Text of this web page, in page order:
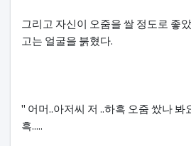
그리고 자신이 오줌을 쌀 정도로 좋
고는 얼굴을 붉혔다.
" 어머..아저씨 저 ..하흑 오줌 쌌나 봐
흑.....